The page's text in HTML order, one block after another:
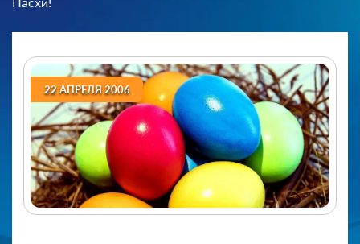
22 АПРЕЛЯ 2006